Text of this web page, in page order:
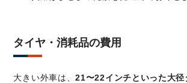
タイヤ・消耗品の費用
大きい外車は、21〜22インチといった大